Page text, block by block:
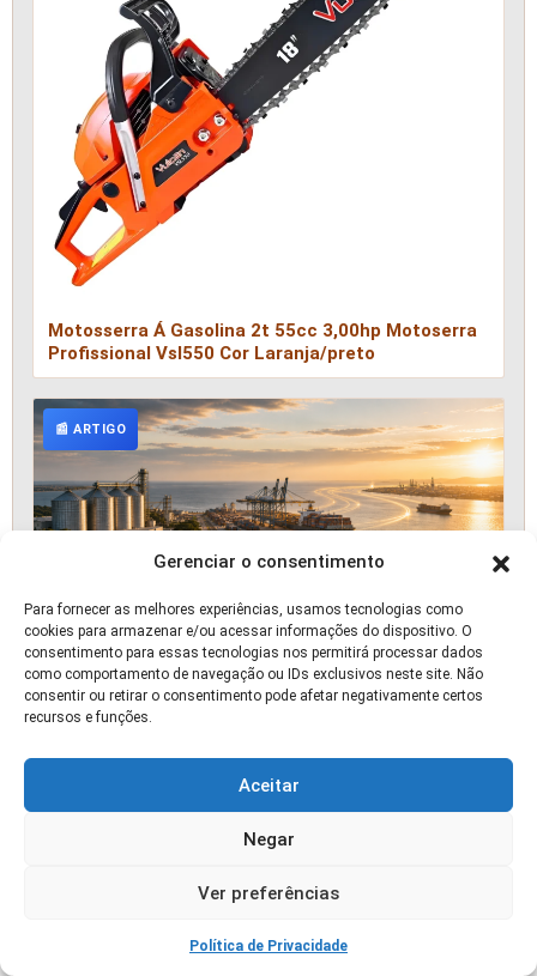
Gerenciar o consentimento
Para fornecer as melhores experiências, usamos tecnologias como
cookies para armazenar e/ou acessar informações do dispositivo. O
consentimento para essas tecnologias nos permitirá processar dados
como comportamento de navegação ou IDs exclusivos neste site. Não
consentir ou retirar o consentimento pode afetar negativamente certos
recursos e funções.
Aceitar
Negar
Ver preferências
Política de Privacidade
Motosserra Á Gasolina 2t 55cc 3,00hp Motoserra
Profissional Vsl550 Cor Laranja/preto
📰 ARTIGO
Acordo Mercosul-UE: O que Muda para o
Agronegócio Brasileiro a Partir de Agora